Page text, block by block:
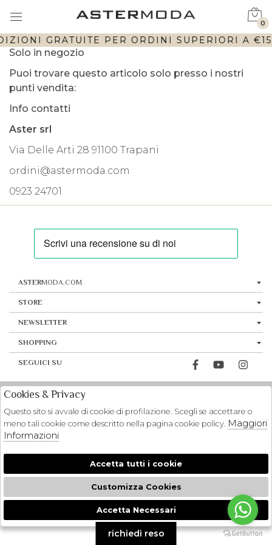
GRATUITE PER ORDINI SUPERIORI A
0
Solo in negozio
Puoi trovare questo articolo solo presso i nostri
punti vendita:
Info contatti
Aster srl
Via Delle Arti 28 91100 Trapani
ordini@astermoda.com
0923 24701
ASTERMODA.COM
STORE
NEWSLETTER
SHOPPING
SEGUICI SU
🍪
richiedi reso
Cookies & Privacy
Questo sito si avvale di cookie di profilazione. Scegli se accettare o
meno tali cookie come descritto nella pagina cookie policy. Maggiori
Informazioni
Accetta tutti i cookie
Customizza Cookies
Accetta Necessari